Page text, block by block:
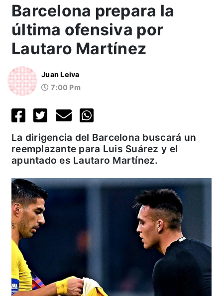
Barcelona prepara la
última ofensiva por
Lautaro Martínez
Juan Leiva
7:00 Pm
La dirigencia del Barcelona buscará un
reemplazante para Luis Suárez y el
apuntado es Lautaro Martínez.